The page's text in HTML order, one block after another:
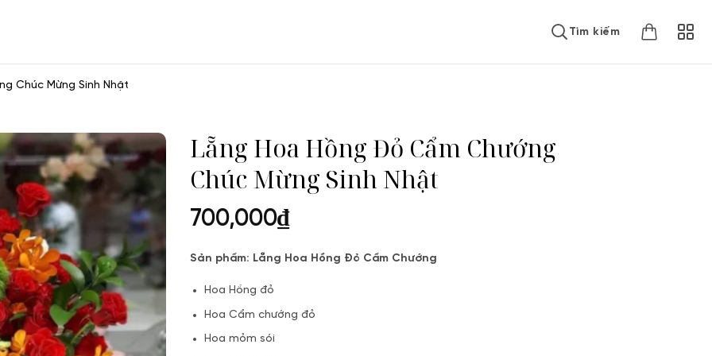
Tìm kiếm
Chúc Mừng Sinh Nhật
Lẵng Hoa Hồng Đỏ Cẩm Chướng
Chúc Mừng Sinh Nhật
700,000₫
Sản phẩm: Lẵng Hoa Hồng Đỏ Cẩm Chướng
Hoa Hồng đỏ
Hoa Cẩm chướng đỏ
Hoa mỏm sói